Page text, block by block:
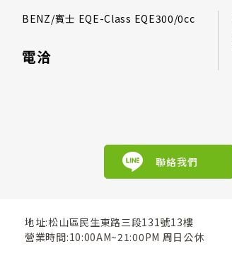
BENZ/賓士 EQE-Class EQE300/0cc
電洽
聯絡我們
地址:松山區民生東路三段131號13樓
營業時間:10:00AM~21:00PM 周日公休